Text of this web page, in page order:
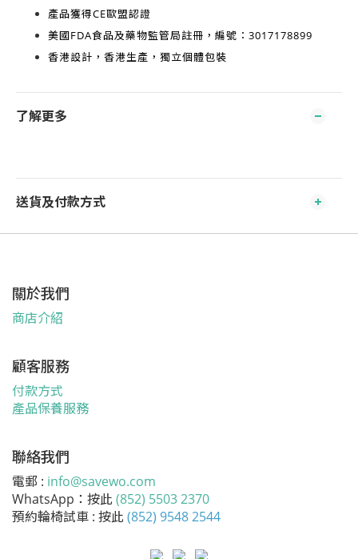
產品獲得CE歐盟認證
美國FDA食品及藥物監管局註冊，編號：3017178899
香港設計，香港生產 ，獨立個體包裝
了解更多
送貨及付款方式
關於我們
商店介紹
顧客服務
付款方式
產品保養服務
聯絡我們
電郵 : info@savewo.com
WhatsApp：按此 (852) 5503 2370
預約輪椅試車 : 按此 (852) 9548 2544